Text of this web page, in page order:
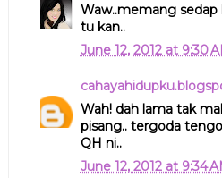
Waw..memang sedap
tu kan..
June 12, 2012 at 9:30
Wah! dah lama tak
pisang.. tergoda
QH ni..
June 12, 2012 at 9:34